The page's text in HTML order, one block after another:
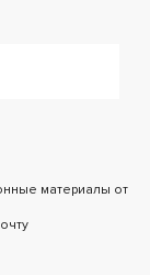
материалы от